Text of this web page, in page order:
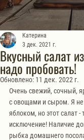
Вкусный салат
надо пробовать!
Катерина
3 дек. 2021 г.
Обновлено: 11 дек. 2022 г.
Очень свежий, сочный,
с овощами и сыром. Я
яблоком, но этот салат -
исключение! Наличие
рыбка домашнего